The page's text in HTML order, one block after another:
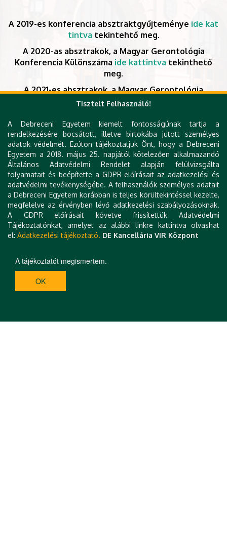
A 2019-es konferencia absztraktgyűjteménye ide kat
tintva tekintehtő meg.
A 2020-as absztrakok, a Magyar Gerontológia
Konferencia Különszáma ide kattintva tekinthető
meg.
A 2021-es absztrakok, a Magyar Gerontológia
Konferencia Különszámaide kattintva
A 2022-es absztrakok, a Magyar Gerontológia
Konferencia Különszámaide kattintvatekinthető
meg.
A 2023-as absztrakok, a Magyar Gerontológia
Konferencia Különszámaide kattintva tekinthető
meg.
Tisztelt Felhasználó!
A Debreceni Egyetem kiemelt fontosságúnak tartja a
rendelkezésére bocsátott, illetve birtokába jutott személyes
adatok védelmét. Ezúton tájékoztatjuk Önt, hogy a Debreceni
Egyetem a 2018. május 25. napjától kötelezően alkalmazandó
Általános Adatvédelmi Rendelet alapján felülvizsgálta
folyamatait és beépítette a GDPR előírásait az adatkezelési és
adatvédelmi tevékenységébe. A felhasználók személyes adatait
a Debreceni Egyetem korábban is teljes körültekintéssel kezelte,
megfelelve az érvényben lévő adatkezelési szabályozásoknak.
A GDPR előírásait követve frissítettük Adatvédelmi
Tájékoztatónkat, amelyet az alábbi linkre kattintva olvashat
el: Adatkezelési tájékoztató. DE Kancellária VIR Központ
A tájékoztatót megismertem.
OK